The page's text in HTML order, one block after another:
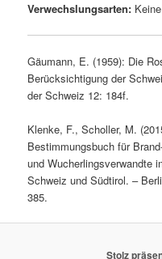
Verwechslungsarten: Keine
Gäumann, E. (1959): Die
Berücksichtigung der
der Schweiz 12: 184f.
Klenke, F., Scholler, M.
Bestimmungsbuch für
und Wucherlingsverwandte
Schweiz und Südtirol. –
385.
Stolz